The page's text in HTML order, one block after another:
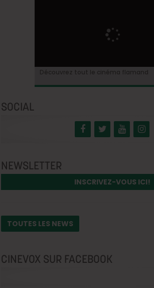
Ontdek alles over de Vlaamse cinema
Découvrez tout le cinéma flamand
SOCIAL
NEWSLETTER
INSCRIVEZ-VOUS ICI!
TOUTES LES NEWS
CINEVOX SUR FACEBOOK